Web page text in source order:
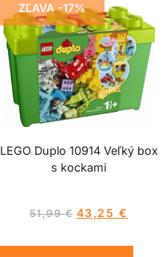
ZĽAVA -17%
LEGO Duplo 10914 Veľký box
s kockami
51,99€ 43,25 €